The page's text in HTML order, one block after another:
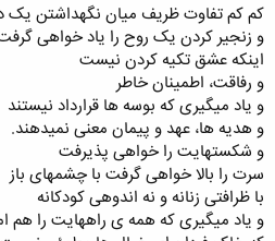
کم کم تفاوت ظریف میان نگهداشتن
و زنجیر کردن یک روح را یاد خواهی
اینکه عشق تکیه کردن نیست
و رفاقت، اطمینان خاطر
و یاد میگیری که بوسه ها قرارداد نیستند
و هدیه ها، عهد و پیمان معنی نمیدهند.
و شکستهایت را خواهی پذیرفت
سرت را بالا خواهی گرفت با چشمهای باز
با ظرافتی زنانه و نه اندوهی کودکانه
و یاد میگیری که همه ی راههایت را هم